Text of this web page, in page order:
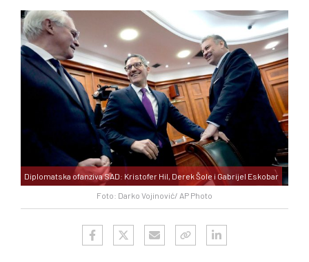
Foto: Darko Vojinović/ AP Photo
Diplomatska ofanziva SAD: Kristofer Hil, Derek Šole i Gabrijel Eskobar